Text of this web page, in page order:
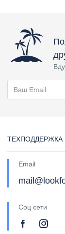
ТЕХПОДДЕРЖКА
Email
Соц сети